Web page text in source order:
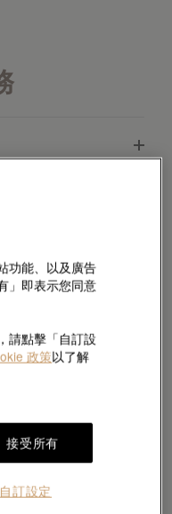
功能、以及廣告
」即表示您同意
請點擊「自訂設
政策以了解
接受所有
自訂設定